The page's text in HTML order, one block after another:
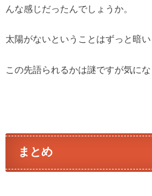
んな感じだったんでしょうか。
太陽がないということはずっと暗い
この先語られるかは謎ですが気にな
まとめ